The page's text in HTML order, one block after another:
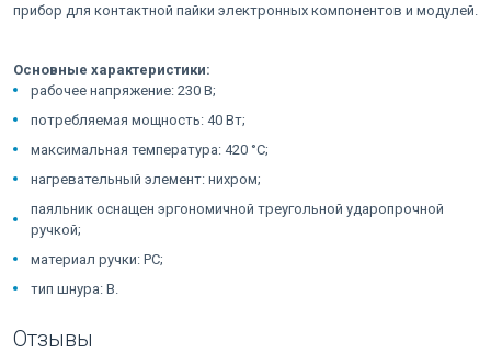
прибор для контактной пайки электронных компонентов и модулей.
Основные характеристики:
рабочее напряжение: 230 В;
потребляемая мощность: 40 Вт;
максимальная температура: 420 °С;
нагревательный элемент: нихром;
паяльник оснащен эргономичной треугольной ударопрочной
ручкой;
материал ручки: PC;
тип шнура: B.
Отзывы